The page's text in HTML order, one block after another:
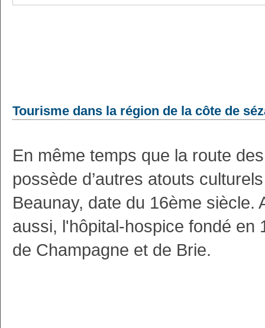
Tourisme dans la région de la côte de
En même temps que la route
possède d’autres atouts
Beaunay, date du 16ème siècle.
aussi, l'hôpital-hospice fondé en
de Champagne et de Brie.